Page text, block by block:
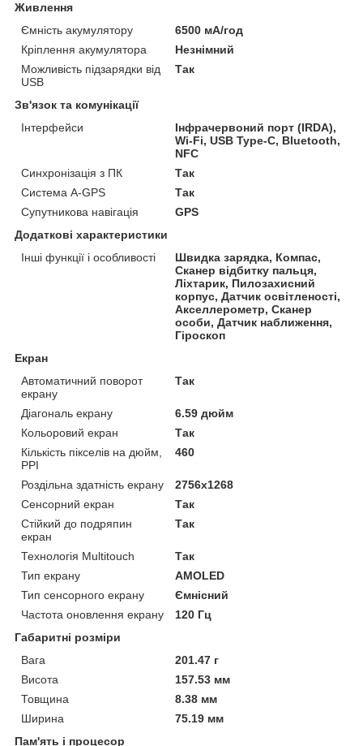
Живлення
Ємність акумулятору
6500 мА/год
Кріплення акумулятора
Незнімний
Можливість підзарядки від
USB
Так
Зв'язок та комунікації
Інтерфейси
Інфрачервоний порт (IRDA),
Wi-Fi, USB Type-C, Bluetooth,
NFC
Синхронізація з ПК
Так
Система A-GPS
Так
Супутникова навігація
GPS
Додаткові характеристики
Інші функції і особливості
Швидка зарядка, Компас,
Сканер відбитку пальця,
Ліхтарик, Пилозахисний
корпус, Датчик освітленості,
Акселлерометр, Сканер
особи, Датчик наближення,
Гіроскоп
Екран
Автоматичний поворот
екрану
Так
Діагональ екрану
6.59 дюйм
Кольоровий екран
Так
Кількість пікселів на дюйм,
PPI
460
Роздільна здатність екрану
2756x1268
Сенсорний екран
Так
Стійкий до подряпин
екран
Так
Технологія Multitouch
Так
Тип екрану
AMOLED
Тип сенсорного екрану
Ємнісний
Частота оновлення екрану
120 Гц
Габаритні розміри
Вага
201.47 г
Висота
157.53 мм
Товщина
8.38 мм
Ширина
75.19 мм
Пам'ять і процесор